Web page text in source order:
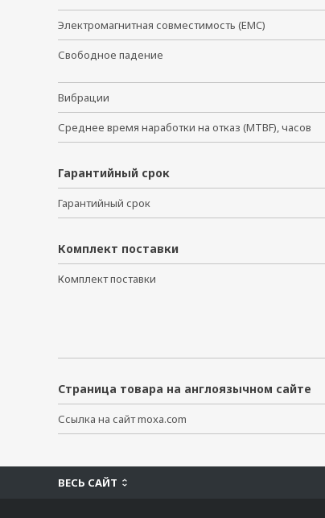
Электромагнитная совместимость (EMC)
Свободное падение
Вибрации
Среднее время наработки на отказ (MTBF), часов
Гарантийный срок
Гарантийный срок
Комплект поставки
Комплект поставки
Страница товара на англоязычном сайте
Ссылка на сайт moxa.com
ВЕСЬ САЙТ